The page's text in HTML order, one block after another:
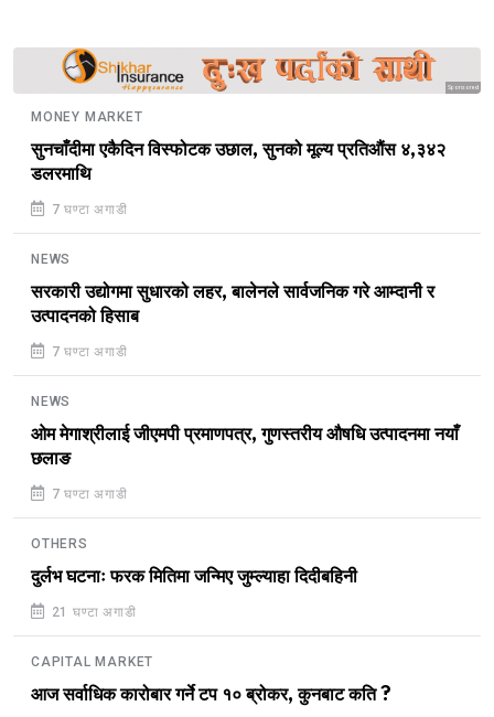
Sponsored
MONEY MARKET
सुनचाँदीमा एकैदिन विस्फोटक उछाल, सुनको मूल्य प्रतिऔंस ४,३४२
डलरमाथि
7 घण्टा अगाडी
NEWS
सरकारी उद्योगमा सुधारको लहर, बालेनले सार्वजनिक गरे आम्दानी र
उत्पादनको हिसाब
7 घण्टा अगाडी
NEWS
ओम मेगाश्रीलाई जीएमपी प्रमाणपत्र, गुणस्तरीय औषधि उत्पादनमा नयाँ
छलाङ
7 घण्टा अगाडी
OTHERS
दुर्लभ घटनाः फरक मितिमा जन्मिए जुम्ल्याहा दिदीबहिनी
21 घण्टा अगाडी
CAPITAL MARKET
आज सर्वाधिक कारोबार गर्ने टप १० ब्रोकर, कुनबाट कति ?